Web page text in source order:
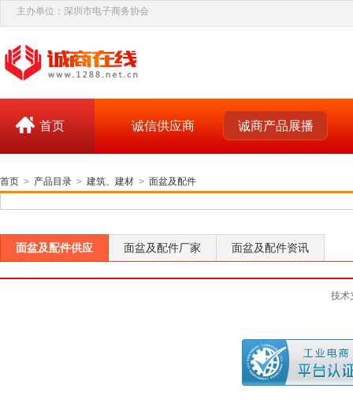
主办单位：深圳市电子商务协会
首页 诚信供应商 诚商产品展播
首页 > 产品目录 > 建筑、建材 > 面盆及配件
面盆及配件供应 面盆及配件厂家 面盆及配件资讯
技术